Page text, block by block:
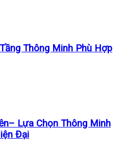
Thông Minh Phù Hợp
Lựa Chọn Thông Minh
Đại